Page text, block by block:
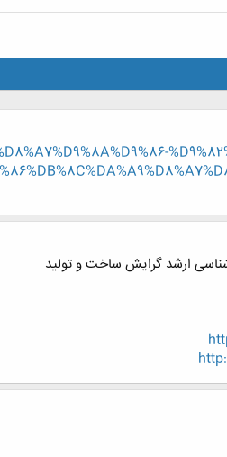
ارشد گرایش ساخت و تولید